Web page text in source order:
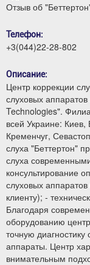
Отзыв об
Телефон:
+3(044)22-28-802
Описание:
Центр коррекции
слуховых
Technologies".
всей Украине:
Кременчуг,
слуха "Беттертон"
слуха
консультирование
слуховых
клиенту); -
Благодаря
оборудованию
точную
аппараты. Центр
внимательным